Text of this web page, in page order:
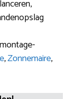
,Zonnemaire,